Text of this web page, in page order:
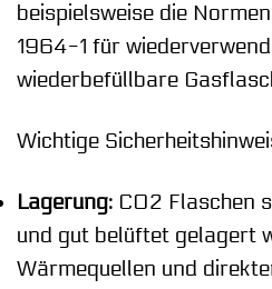
beispielsweise die
1964-1 für
wiederbefüllbare
Wichtige
Lagerung: CO2 Flaschen
und gut belüftet gelagert
Wärmequellen und